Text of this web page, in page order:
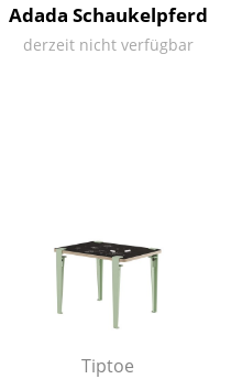
Adada Schaukelpferd
derzeit nicht verfügbar
Tiptoe